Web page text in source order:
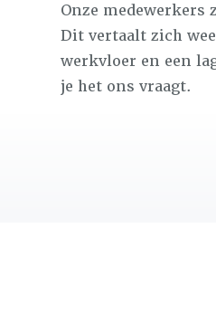
Onze
Dit vertaalt zich
werkvloer en een
je het ons vraagt.